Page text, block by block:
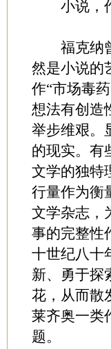
小说，
福克纳曾
然是小说的
作“市场毒
想法有创造
举步维艰。
的现实。有
文学的独特
行量作为衡
文学杂志，
事的完整性
十世纪八十
新、勇于探
花，从而散
莱齐奥一类
题。